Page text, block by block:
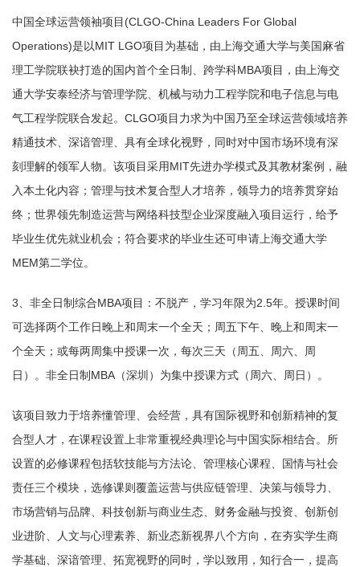
中国全球运营领袖项目(CLGO-China Leaders For Global
Operations)是以MIT LGO项目为基础，由上海交通大学与美国麻省
理工学院联袂打造的国内首个全日制、跨学科MBA项目，由上海交
通大学安泰经济与管理学院、机械与动力工程学院和电子信息与电
气工程学院联合发起。CLGO项目力求为中国乃至全球运营领域培养
精通技术、深谙管理、具有全球化视野，同时对中国市场环境有深
刻理解的领军人物。该项目采用MIT先进办学模式及其教材案例，融
入本土化内容；管理与技术复合型人才培养，领导力的培养贯穿始
终；世界领先制造运营与网络科技型企业深度融入项目运行，给予
毕业生优先就业机会；符合要求的毕业生还可申请上海交通大学
MEM第二学位。
3、非全日制综合MBA项目：不脱产，学习年限为2.5年。授课时间
可选择两个工作日晚上和周末一个全天；周五下午、晚上和周末一
个全天；或每两周集中授课一次，每次三天（周五、周六、周
日）。非全日制MBA（深圳）为集中授课方式（周六、周日）。
该项目致力于培养懂管理、会经营，具有国际视野和创新精神的复
合型人才，在课程设置上非常重视经典理论与中国实际相结合。所
设置的必修课程包括软技能与方法论、管理核心课程、国情与社会
责任三个模块，选修课则覆盖运营与供应链管理、决策与领导力、
市场营销与品牌、科技创新与商业生态、财务金融与投资、创新创
业进阶、人文与心理素养、新业态新视界八个方向，在夯实学生商
学基础、深谙管理、拓宽视野的同时，学以致用，知行合一，提高